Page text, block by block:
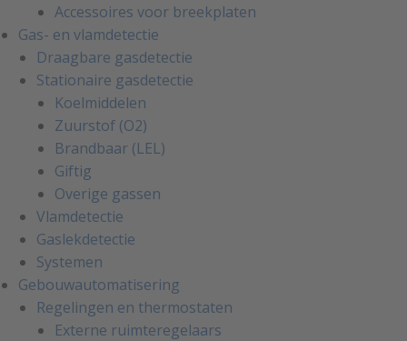
Accessoires voor breekplaten
Gas- en vlamdetectie
Draagbare gasdetectie
Stationaire gasdetectie
Koelmiddelen
Zuurstof (O2)
Brandbaar (LEL)
Giftig
Overige gassen
Vlamdetectie
Gaslekdetectie
Systemen
Gebouwautomatisering
Regelingen en thermostaten
Externe ruimteregelaars